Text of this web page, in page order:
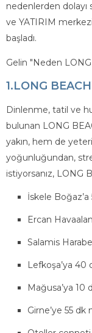
nedenlerden dolayı
ve YATIRIM
başladı.
Gelin "Neden
1.LONG
Dinlenme, tatil ve
bulunan LONG
yakın, hem de
yoğunluğundan,
istiyorsanız, LONG
İskele
Ercan
Salamis
Lefkoşa’ya 40
Mağusa’ya 10
Girne’ye 55 dk